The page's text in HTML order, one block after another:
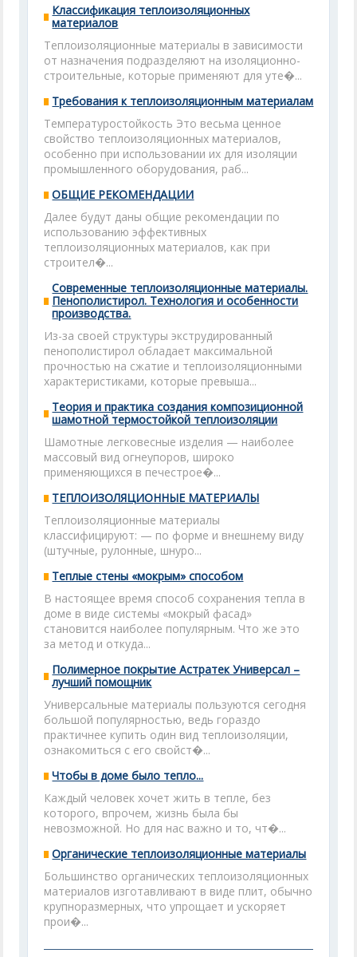
Классификация теплоизоляционных
материалов
Теплоизоляционные материалы в зависимости
от назначения подразделяют на изоляционно-
строительные, которые применяют для уте�...
Требования к теплоизоляционным материалам
Температуростойкость Это весьма ценное
свойство теплоизоляционных материалов,
особенно при использовании их для изоляции
промышленного оборудования, раб...
ОБЩИЕ РЕКОМЕНДАЦИИ
Далее будут даны общие рекомендации по
использованию эффективных
теплоизоляционных материалов, как при
строител�...
Современные теплоизоляционные материалы.
Пенополистирол. Технология и особенности
производства.
Из-за своей структуры экструдированный
пенополистирол обладает максимальной
прочностью на сжатие и теплоизоляционными
характеристиками, которые превыша...
Теория и практика создания композиционной
шамотной термостойкой теплоизоляции
Шамотные легковесные изделия — наиболее
массовый вид огнеупоров, широко
применяющихся в печестрое�...
ТЕПЛОИЗОЛЯЦИОННЫЕ МАТЕРИАЛЫ
Теплоизоляционные материалы
классифицируют: — по форме и внешнему виду
(штучные, рулонные, шнуро...
Теплые стены «мокрым» способом
В настоящее время способ сохранения тепла в
доме в виде системы «мокрый фасад»
становится наиболее популярным. Что же это
за метод и откуда...
Полимерное покрытие Астратек Универсал –
лучший помощник
Универсальные материалы пользуются сегодня
большой популярностью, ведь гораздо
практичнее купить один вид теплоизоляции,
ознакомиться с его свойст�...
Чтобы в доме было тепло...
Каждый человек хочет жить в тепле, без
которого, впрочем, жизнь была бы
невозможной. Но для нас важно и то, чт�...
Органические теплоизоляционные материалы
Большинство органических теплоизоляционных
материалов изготавливают в виде плит, обычно
крупноразмерных, что упрощает и ускоряет
прои�...